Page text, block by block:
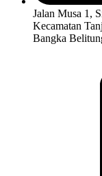
Jalan Musa 1,
Kecamatan
Bangka